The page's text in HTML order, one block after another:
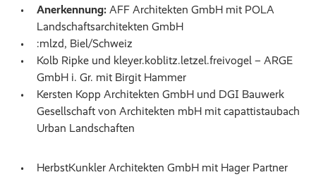
Anerkennung: AFF Architekten GmbH mit POLA
Landschaftsarchitekten GmbH
:mlzd, Biel/Schweiz
Kolb Ripke und kleyer.koblitz.letzel.freivogel – ARGE
GmbH i. Gr. mit Birgit Hammer
Kersten Kopp Architekten GmbH und DGI Bauwerk
Gesellschaft von Architekten mbH mit capattistaubach
Urban Landschaften
HerbstKunkler Architekten GmbH mit Hager Partner